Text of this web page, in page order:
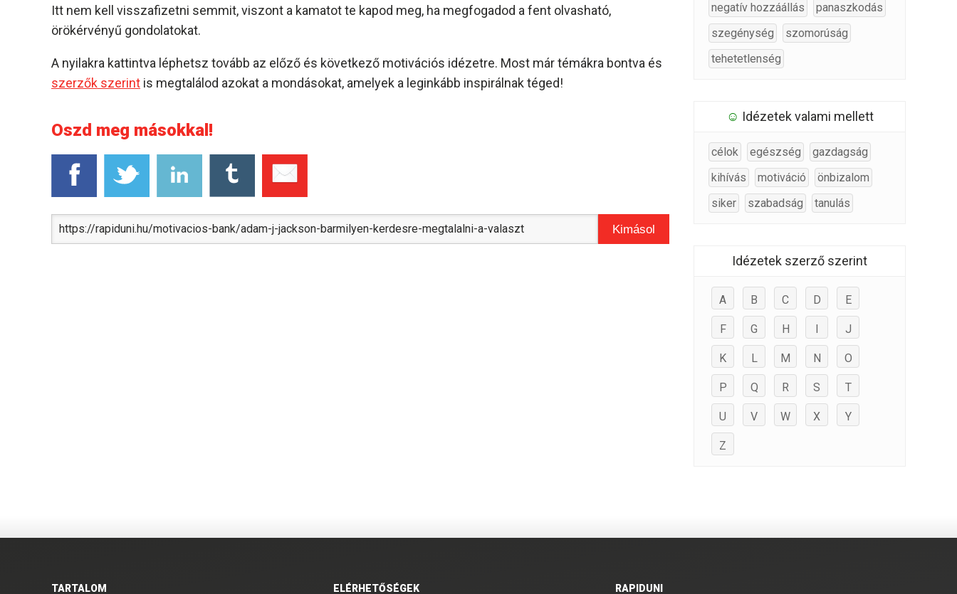
Itt nem kell visszafizetni semmit, viszont a kamatot te kapod meg, ha megfogadod a fent olvasható,
örökérvényű gondolatokat.
A nyilakra kattintva léphetsz tovább az előző és következő motivációs idézetre. Most már témákra bontva és
szerzők szerint is megtalálod azokat a mondásokat, amelyek a leginkább inspirálnak téged!
Oszd meg másokkal!
Kimásol
negatív hozzáállás
panaszkodás
szegénység
szomorúság
tehetetlenség
☺ Idézetek valami mellett
célok egészség
gazdagság
kihívás
motiváció
önbizalom
siker
szabadság tanulás
Idézetek szerző szerint
A B C D E
F G H I J
K L M N O
P Q R S T
U V W X Y
Z
TARTALOM ELÉRHETŐSÉGEK RAPIDUNI